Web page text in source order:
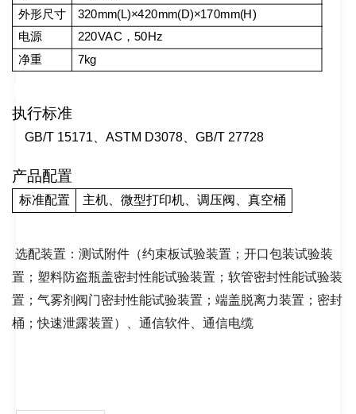
外形尺寸
320mm(L)×420mm(D)×170mm(H)
电源
220VAC ，50Hz
净重
7kg
执行标准
GB/T 15171 、ASTM D3078 、GB/T 27728
产品配置
标准配置 主机、微型打印机、调压阀、真空桶
选配装置：测试附件（约束板试验装置；开口包装试验装
置；塑料防盗瓶盖密封性能试验装置；软管密封性能试验装
置；气雾剂阀门密封性能试验装置；端盖脱离力装置；密封
桶；快速泄露装置）、通信软件、通信电缆